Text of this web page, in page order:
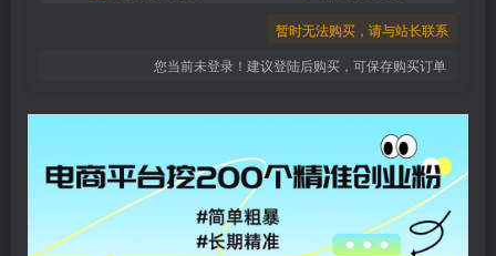
暂时无法购买，请与站长联系
您当前未登录！建议登陆后购买，可保存购买订单